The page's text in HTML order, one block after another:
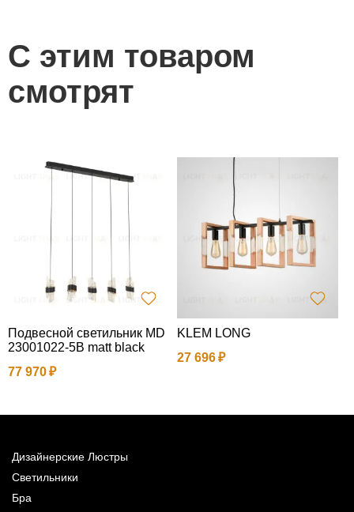
С этим товаром
смотрят
Подвесной светильник MD
23001022-5B matt black
77 970
KLEM LONG
27 696
Дизайнерские Люстры
Светильники
Бра